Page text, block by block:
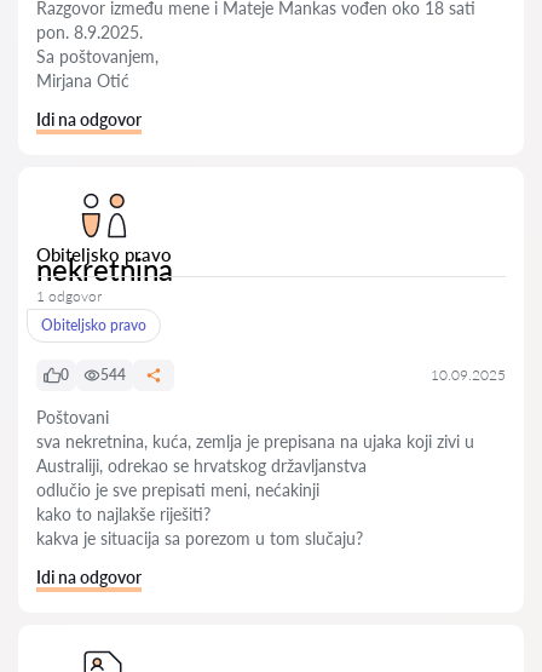
Razgovor između mene i Mateje Mankas vođen oko 18 sati
pon. 8.9.2025.
Sa poštovanjem,
Mirjana Otić
Idi na odgovor
Obiteljsko pravo
nekretnina
1 odgovor
Obiteljsko pravo
0 544 10.09.2025
Poštovani
sva nekretnina, kuća, zemlja je prepisana na ujaka koji zivi u
Australiji, odrekao se hrvatskog državljanstva
odlučio je sve prepisati meni, nećakinji
kako to najlakše riješiti?
kakva je situacija sa porezom u tom slučaju?
Idi na odgovor